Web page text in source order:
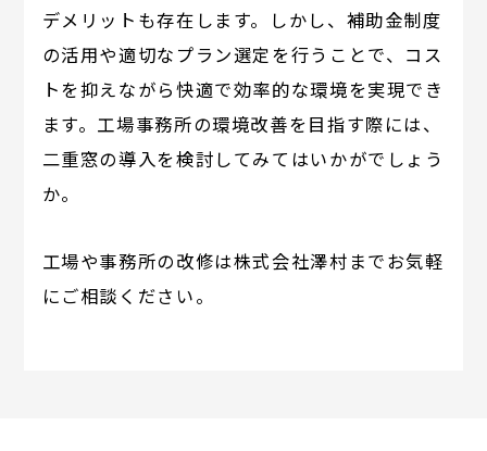
デメリットも存在します。しかし、補助金制度
の活用や適切なプラン選定を行うことで、コス
トを抑えながら快適で効率的な環境を実現でき
ます。工場事務所の環境改善を目指す際には、
二重窓の導入を検討してみてはいかがでしょう
か。
工場や事務所の改修は株式会社澤村までお気軽
にご相談ください。